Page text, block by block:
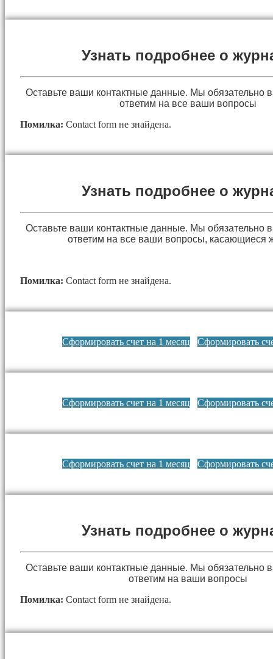
Узнать подробнее о
Оставьте ваши контактные данные. Мы обязательно
ответим на все ваши вопросы
Помилка: Contact form не знайдена.
Узнать подробнее о
Оставьте ваши контактные данные. Мы обязательно
ответим на все ваши вопросы, касающиеся
Помилка: Contact form не знайдена.
Сформировать счет на 1 месяц Сформировать
Сформировать счет на 1 месяц Сформировать
Сформировать счет на 1 месяц Сформировать
Узнать подробнее о
Оставьте ваши контактные данные. Мы обязательно
ответим на ваши вопросы
Помилка: Contact form не знайдена.